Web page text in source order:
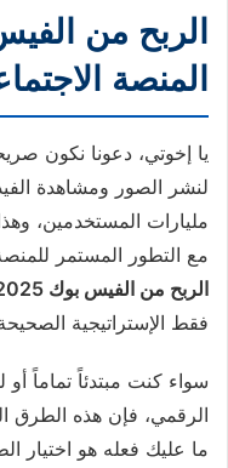
المنصة
يا إخوتي، دعونا نكون
لنشر الصور ومشاهدة
مليارات المستخدمين،
مع التطور المستمر
الربح من الفيس بوك 2025
فقط الإستراتيجية
سواء كنت مبتدئاً تماماً
الرقمي، فإن هذه الطرق
ما عليك فعله هو اختيار